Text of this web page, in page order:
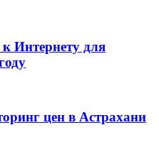
Интернету для
цен в Астрахани